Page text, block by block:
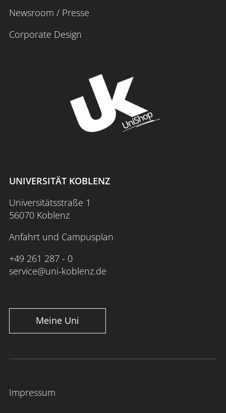
Newsroom / Presse
Corporate Design
UNIVERSITÄT KOBLENZ
Universitätsstraße 1
56070 Koblenz
Anfahrt und Campusplan
+49 261 287 - 0
service@uni-koblenz.de
Meine Uni
Impressum